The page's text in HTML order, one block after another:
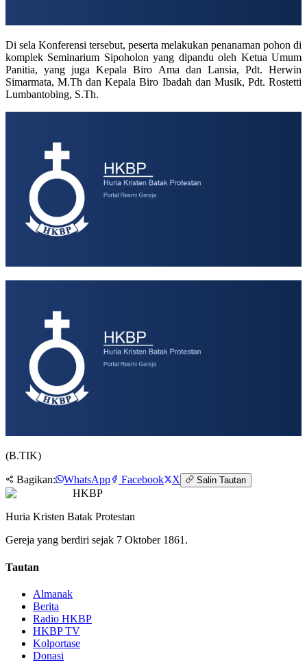
Di sela Konferensi tersebut, peserta melakukan penanaman pohon di
komplek Seminarium Sipoholon yang dipandu oleh Ketua Umum
Panitia, yang juga Kepala Biro Ama dan Lansia, Pdt. Herwin
Simarmata, M.Th dan Kepala Biro Ibadah dan Musik, Pdt. Rostetti
Lumbantobing, S.Th.
(B.TIK)
Bagikan: WhatsApp Facebook X Salin Tautan
HKBP
Huria Kristen Batak Protestan
Gereja yang berdiri sejak 7 Oktober 1861.
Tautan
Almanak
Berita
Radio HKBP
HKBP TV
Kolportase
Donasi